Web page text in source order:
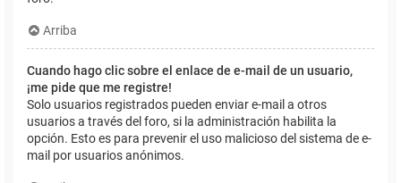
Arriba
Cuando hago clic sobre el enlace de e-mail de un usuario,
¡me pide que me registre!
Solo usuarios registrados pueden enviar e-mail a otros
usuarios a través del foro, si la administración habilita la
opción. Esto es para prevenir el uso malicioso del sistema de e-
mail por usuarios anónimos.